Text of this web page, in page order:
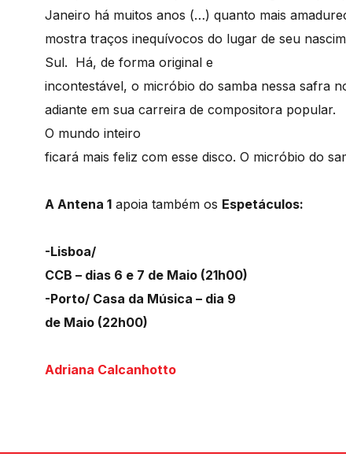
Janeiro há muitos anos (…) quanto mais
mostra traços inequívocos do lugar de seu
Sul. Há, de forma original e
incontestável, o micróbio do samba nessa safra
adiante em sua carreira de compositora popular.
O mundo inteiro
ficará mais feliz com esse disco. O micróbio do
A Antena 1 apoia também os Espetáculos:
-Lisboa/
CCB – dias 6 e 7 de Maio (21h00)
-Porto/ Casa da Música – dia 9
de Maio (22h00)
Adriana Calcanhotto